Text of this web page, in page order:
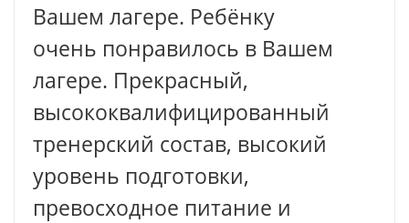
Вашем лагере. Ребёнку
очень понравилось в Вашем
лагере. Прекрасный,
высококвалифицированный
тренерский состав, высокий
уровень подготовки,
превосходное питание и